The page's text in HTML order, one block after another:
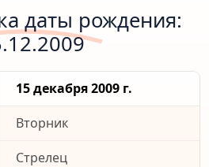
даты рождения:
15 декабря 2009 г.
Вторник
Стрелец